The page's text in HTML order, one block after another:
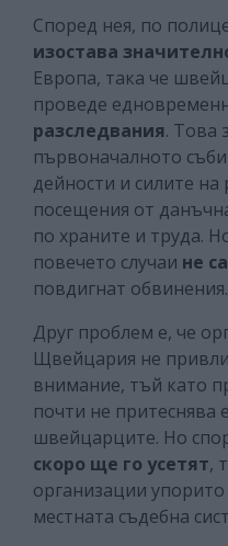
Според нея, по
изостава
Европа, така че
проведе
разследвания. Това
първоначалното
дейности и силите на
посещения от
по храните и труда.
повечето случаи не
повдигнат обвинения.
Друг проблем е, че
Щвейцария не
внимание, тъй като
почти не притеснява
швейцарците. Но
скоро ще го усетят,
организации
местната съдебна